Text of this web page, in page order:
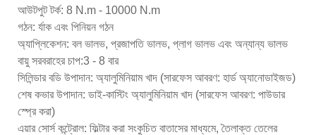
আউটপুট টর্ক: 8 N.m - 10000 N.m
গঠন: র্যাক এবং পিনিয়ন গঠন
অ্যাপ্লিকেশন: বল ভালভ, প্রজাপতি ভালভ, প্লাগ ভালভ এবং অন্যান্য ভালভ
বায়ু সরবরাহের চাপ:3 - 8 বার
সিলিন্ডার বডি উপাদান: অ্যালুমিনিয়াম খাদ (সারফেস আবরণ: হার্ড অ্যানোডাইজড)
শেষ কভার উপাদান: ডাই-কাস্টিং অ্যালুমিনিয়াম খাদ (সারফেস আবরণ: পাউডার
স্প্রে করা)
এয়ার সোর্স কন্ট্রোল: ফিল্টার করা সংকুচিত বাতাসের মাধ্যমে, তৈলাক্ত তেলের